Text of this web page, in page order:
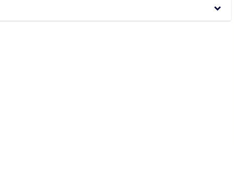
Lockhart, når hun er bedst: løgne, familieintriger, uhygge og
keyboard_arrow_down